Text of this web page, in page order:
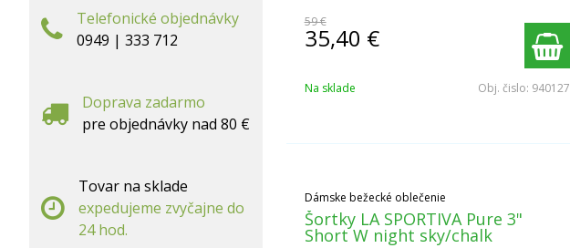
59 €
35,40 €
Na sklade Obj. čislo: 940127
Dámske bežecké oblečenie
Šortky LA SPORTIVA Pure 3"
Short W night sky/chalk
Telefonické objednávky
0949 | 333 712
Doprava zadarmo
pre objednávky nad 80 €
Tovar na sklade
expedujeme zvyčajne do
24 hod.